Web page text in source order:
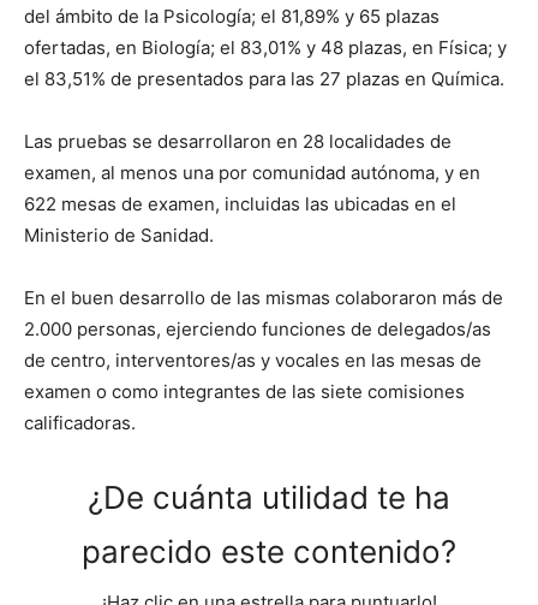
del ámbito de la Psicología; el 81,89% y 65 plazas
ofertadas, en Biología; el 83,01% y 48 plazas, en Física; y
el 83,51% de presentados para las 27 plazas en Química.
Las pruebas se desarrollaron en 28 localidades de
examen, al menos una por comunidad autónoma, y en
622 mesas de examen, incluidas las ubicadas en el
Ministerio de Sanidad.
En el buen desarrollo de las mismas colaboraron más de
2.000 personas, ejerciendo funciones de delegados/as
de centro, interventores/as y vocales en las mesas de
examen o como integrantes de las siete comisiones
calificadoras.
¿De cuánta utilidad te ha
parecido este contenido?